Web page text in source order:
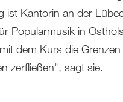
ist Kantorin an der
Popularmusik in
dem Kurs die
zerfließen", sagt sie.